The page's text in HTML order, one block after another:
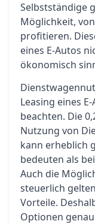
Selbstständige
Möglichkeit,
profitieren.
eines E-Autos
ökonomisch
Leasing eines
beachten. Die
Nutzung von
kann erheblich
bedeuten als
Auch die
steuerlich
Vorteile.
Optionen